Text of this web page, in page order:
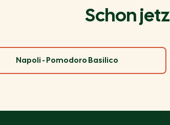
Schon
Napoli - Pomodoro Basilico